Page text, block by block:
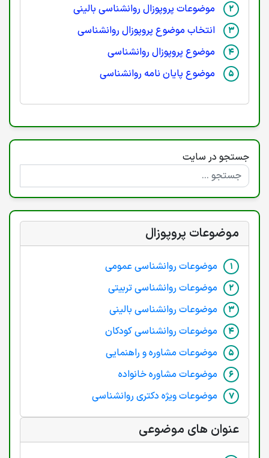
موضوعات پروپوزال روانشناسی بالینی
انتخاب موضوع پروپوزال روانشناسی
موضوع پروپوزال روانشناسی
موضوع پایان نامه روانشناسی
جستجو در سایت
موضوعات پروپوزال
موضوعات روانشناسی عمومی
موضوعات روانشناسی تربیتی
موضوعات روانشناسی بالینی
موضوعات روانشناسی کودکان
موضوعات مشاوره و راهنمایی
موضوعات مشاوره خانواده
موضوعات ویژه دکتری روانشناسی
عنوان های موضوعی